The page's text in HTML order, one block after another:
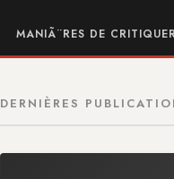
MANIÃ¨RES DE
DERNIÈRES